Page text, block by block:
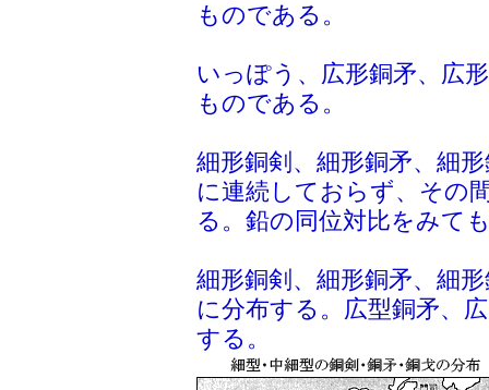
ものである。
いっぽう、広形銅矛、広
ものである。
細形銅剣、細形銅矛、細
に連続しておらず、その
る。鉛の同位対比をみて
細形銅剣、細形銅矛、細
に分布する。広型銅矛、
する。